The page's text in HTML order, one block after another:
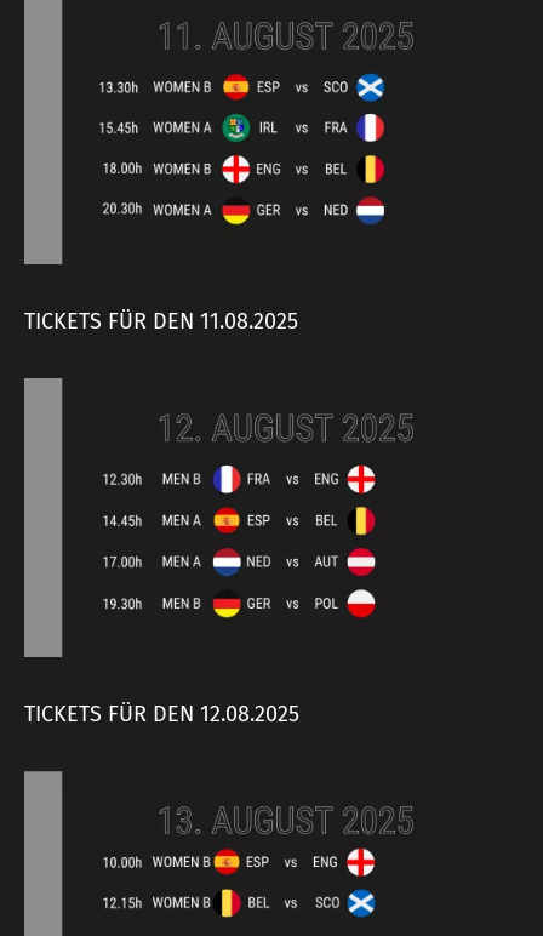
TICKETS FÜR DEN 11.08.2025
TICKETS FÜR DEN 12.08.2025